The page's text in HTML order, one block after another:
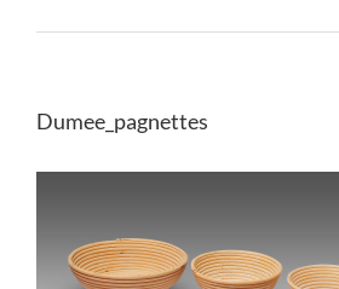
Dumee_pagnettes